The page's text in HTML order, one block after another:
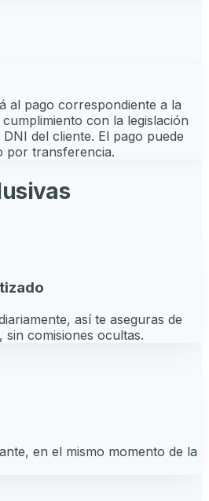
al pago correspondiente a la
con la legislación
del cliente. El pago puede
por transferencia.
así te aseguras de
comisiones ocultas.
en el mismo momento de la